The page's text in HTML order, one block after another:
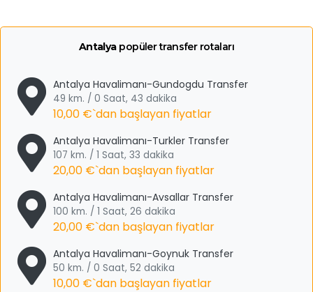
Antalyapopüler transfer rotaları
Antalya Havalimanı-Gundogdu Transfer
49 km. / 0 Saat, 43 dakika
10,00 €`dan başlayan fiyatlar
Antalya Havalimanı-Turkler Transfer
107 km. / 1 Saat, 33 dakika
20,00 €`dan başlayan fiyatlar
Antalya Havalimanı-Avsallar Transfer
100 km. / 1 Saat, 26 dakika
20,00 €`dan başlayan fiyatlar
Antalya Havalimanı-Goynuk Transfer
50 km. / 0 Saat, 52 dakika
10,00 €`dan başlayan fiyatlar